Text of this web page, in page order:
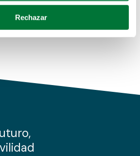
específicas (huellas
sobre cómo se procesan sus
que haga del sitio web con
redes sociales, publicidad y análisis
Rechazar